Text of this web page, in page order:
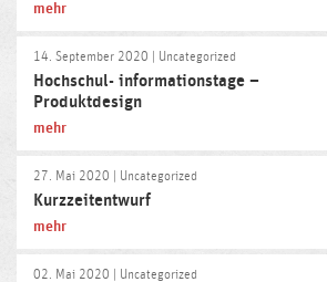
mehr
14. September 2020 | Uncategorized
Hochschul- informationstage –
Produktdesign
mehr
27. Mai 2020 | Uncategorized
Kurzzeitentwurf
mehr
02. Mai 2020 | Uncategorized